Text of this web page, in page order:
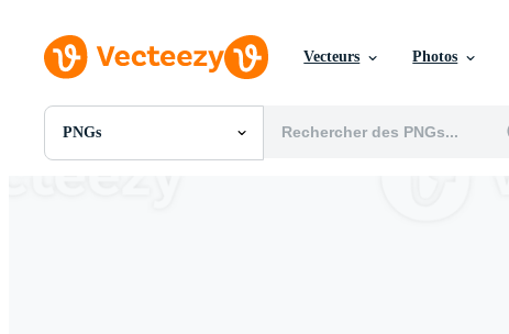
Vecteurs Photos
PNGs
Toutes Images